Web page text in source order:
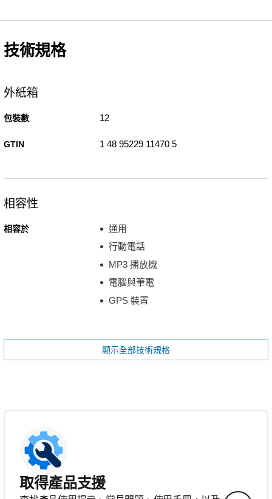
技術規格
外紙箱
包裝數 12
GTIN 1 48 95229 11470 5
相容性
相容於
通用
行動電話
MP3 播放機
電腦與筆電
GPS 裝置
顯示全部技術規格
取得產品支援